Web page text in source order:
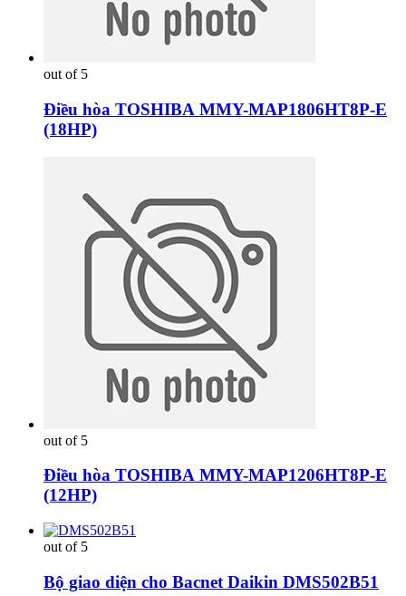
out of 5
Điều hòa TOSHIBA MMY-MAP1806HT8P-E
(18HP)
out of 5
Điều hòa TOSHIBA MMY-MAP1206HT8P-E
(12HP)
out of 5
Bộ giao diện cho Bacnet Daikin DMS502B51